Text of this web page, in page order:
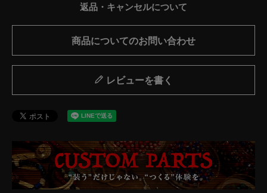
返品・キャンセルについて
商品についてのお問い合わせ
レビューを書く